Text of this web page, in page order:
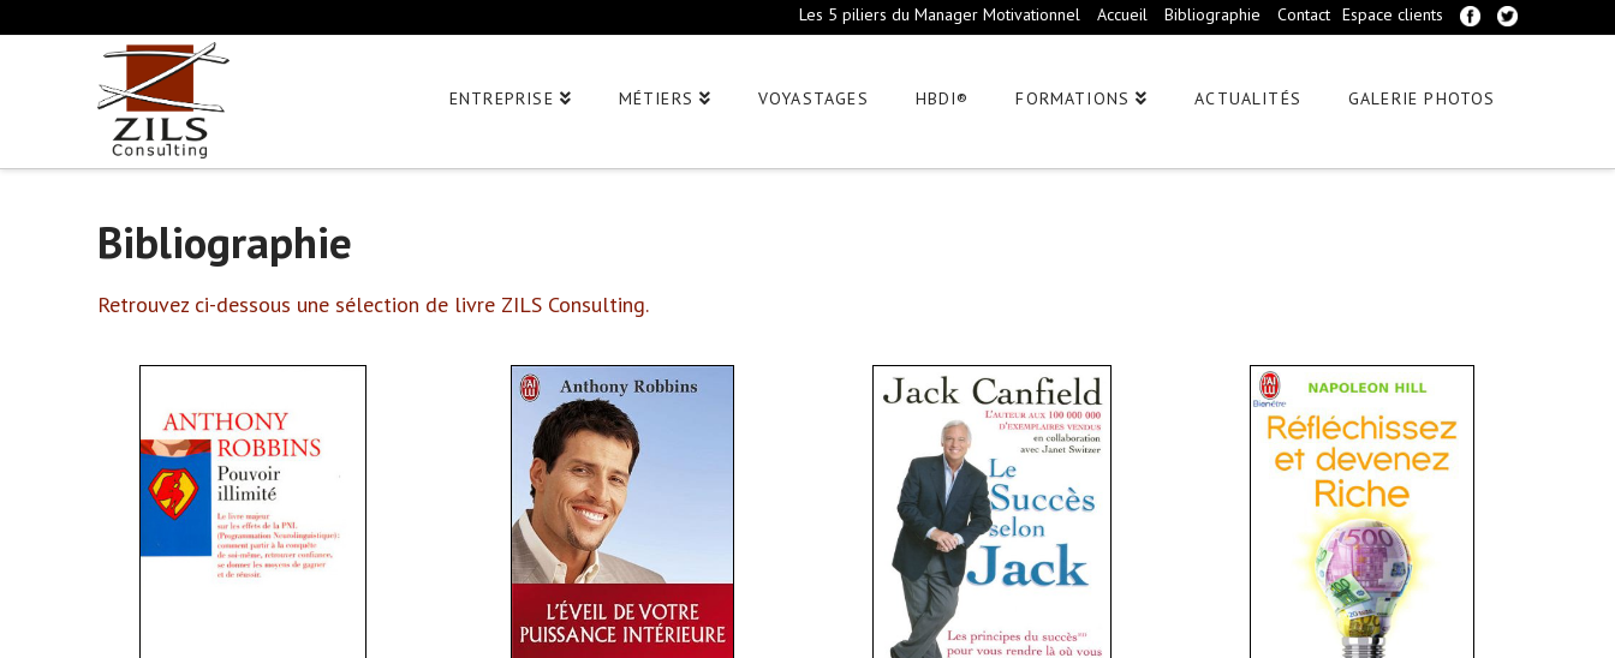
Les 5 piliers du Manager Motivationnel Accueil Bibliographie Contact Espace clients
ENTREPRISE MÉTIERS VOYASTAGES HBDI® FORMATIONS ACTUALITÉS GALERIE PHOTOS
Bibliographie
Retrouvez ci-dessous une sélection de livre ZILS Consulting.